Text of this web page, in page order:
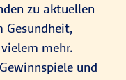
zu aktuellen
Gesundheit,
mehr.
und